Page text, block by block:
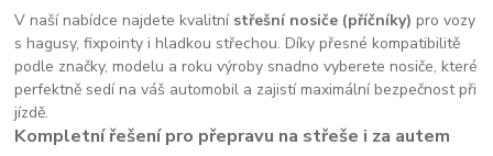
V naší nabídce najdete kvalitní střešní nosiče (příčníky) pro vozy
s hagusy, fixpointy i hladkou střechou. Díky přesné kompatibilitě
podle značky, modelu a roku výroby snadno vyberete nosiče, které
perfektně sedí na váš automobil a zajistí maximální bezpečnost při
jízdě.
Kompletní řešení pro přepravu na střeše i za autem